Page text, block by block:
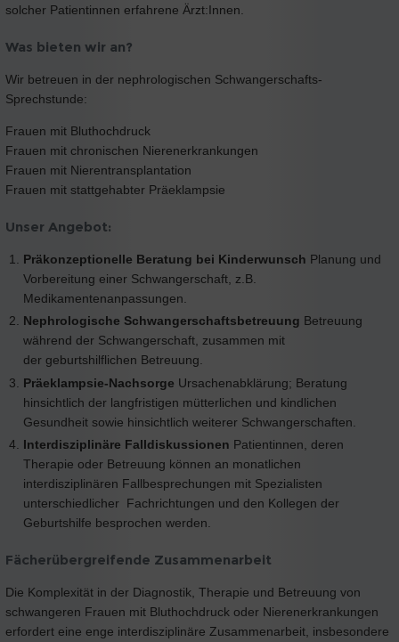
solcher Patientinnen erfahrene Ärzt:Innen.
Was bieten wir an?
Wir betreuen in der nephrologischen Schwangerschafts-
Sprechstunde:
Frauen mit Bluthochdruck
Frauen mit chronischen Nierenerkrankungen
Frauen mit Nierentransplantation
Frauen mit stattgehabter Präeklampsie
Unser Angebot:
Präkonzeptionelle Beratung bei Kinderwunsch Planung und
Vorbereitung einer Schwangerschaft, z.B.
Medikamentenanpassungen.
Nephrologische Schwangerschaftsbetreuung Betreuung
während der Schwangerschaft, zusammen mit
der geburtshilflichen Betreuung.
Präeklampsie-Nachsorge Ursachenabklärung; Beratung
hinsichtlich der langfristigen mütterlichen und kindlichen
Gesundheit sowie hinsichtlich weiterer Schwangerschaften.
Interdisziplinäre Falldiskussionen Patientinnen, deren
Therapie oder Betreuung können an monatlichen
interdisziplinären Fallbesprechungen mit Spezialisten
unterschiedlicher Fachrichtungen und den Kollegen der
Geburtshilfe besprochen werden.
Fächerübergreifende Zusammenarbeit
Die Komplexität in der Diagnostik, Therapie und Betreuung von
schwangeren Frauen mit Bluthochdruck oder Nierenerkrankungen
erfordert eine enge interdisziplinäre Zusammenarbeit, insbesondere